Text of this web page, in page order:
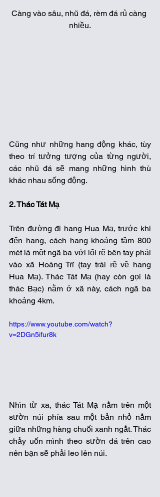
Càng vào sâu, nhũ đá, rèm đá rủ càng
nhiều.
Cũng như những hang động khác, tùy
theo trí tưởng tượng của từng người,
các nhũ đá sẽ mang những hình thù
khác nhau sống động.
2. Thác Tát Mạ
Trên đường đi hang Hua Mạ, trước khi
đến hang, cách hang khoảng tầm 800
mét là một ngã ba với lối rẽ bên tay phải
vào xã Hoàng Trĩ (tay trái rẽ về hang
Hua Mạ). Thác Tát Mạ (hay còn gọi là
thác Bạc) nằm ở xã này, cách ngã ba
khoảng 4km.
https://www.youtube.com/watch?
v=2DGn5ifur8k
Nhìn từ xa, thác Tát Mạ nằm trên một
sườn núi phía sau một bản nhỏ nằm
giữa những hàng chuối xanh ngắt. Thác
chảy uốn mình theo sườn đá trên cao
nên bạn sẽ phải leo lên núi.